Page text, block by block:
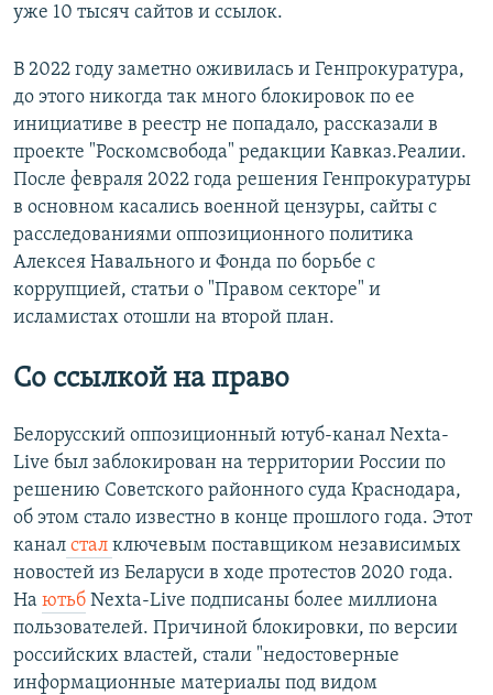
уже 10 тысяч сайтов и ссылок.
В 2022 году заметно оживилась и Генпрокуратура,
до этого никогда так много блокировок по ее
инициативе в реестр не попадало, рассказали в
проекте "Роскомсвобода" редакции Кавказ.Реалии.
После февраля 2022 года решения Генпрокуратуры
в основном касались военной цензуры, сайты с
расследованиями оппозиционного политика
Алексея Навального и Фонда по борьбе с
коррупцией, статьи о "Правом секторе" и
исламистах отошли на второй план.
Со ссылкой на право
Белорусский оппозиционный ютуб-канал Nexta-
Live был заблокирован на территории России по
решению Советского районного суда Краснодара,
об этом стало известно в конце прошлого года. Этот
канал стал ключевым поставщиком независимых
новостей из Беларуси в ходе протестов 2020 года.
На ютьб Nexta-Live подписаны более миллиона
пользователей. Причиной блокировки, по версии
российских властей, стали "недостоверные
информационные материалы под видом